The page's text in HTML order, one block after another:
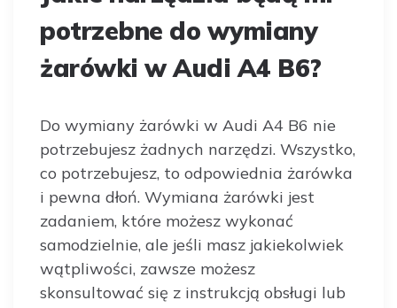
potrzebne do wymiany
żarówki w Audi A4 B6?
Do wymiany żarówki w Audi A4 B6 nie
potrzebujesz żadnych narzędzi. Wszystko,
co potrzebujesz, to odpowiednia żarówka
i pewna dłoń. Wymiana żarówki jest
zadaniem, które możesz wykonać
samodzielnie, ale jeśli masz jakiekolwiek
wątpliwości, zawsze możesz
skonsultować się z instrukcją obsługi lub